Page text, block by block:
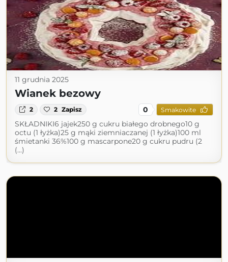
11 grudnia 2025
Wianek bezowy
2 2 Zapisz 0 Smakowite
SKŁADNIKI6 jajek250 g cukru białego drobnego10 g
octu (1 łyżka)25 g mąki ziemniaczanej (1 łyżka)100 ml
śmietanki 36%100 g mascarpone20 g cukru pudru (2
(...)